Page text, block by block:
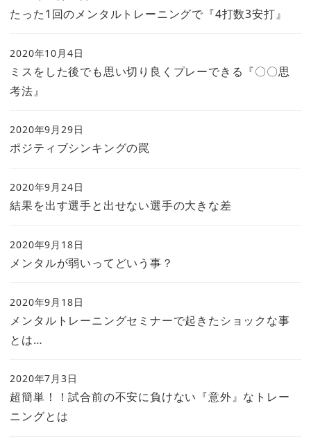
たった1回のメンタルトレーニングで『4打数3安打』
ミスをした後でも思い切り良くプレーできる『〇〇思
考法』
2020年10月4日
ポジティブシンキングの罠
2020年9月29日
結果を出す選手と出せない選手の大きな差
2020年9月24日
メンタルが弱いってどいう事？
2020年9月18日
メンタルトレーニングセミナーで起きたショックな事
とは…
2020年9月18日
超簡単！！試合前の不安に負けない『意外』なトレー
ニングとは
2020年7月3日